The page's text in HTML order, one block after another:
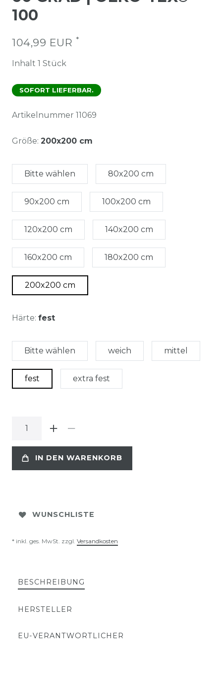
100
104,99 EUR *
Inhalt 1 Stück
SOFORT LIEFERBAR.
Artikelnummer 11069
Größe: 200x200 cm
Bitte wählen 80x200 cm
90x200 cm 100x200 cm
120x200 cm 140x200 cm
160x200 cm 180x200 cm
200x200 cm
Härte: fest
Bitte wählen weich mittel
fest extra fest
IN DEN WARENKORB
WUNSCHLISTE
* inkl. ges. MwSt. zzgl. Versandkosten
BESCHREIBUNG
HERSTELLER
EU-VERANTWORTLICHER